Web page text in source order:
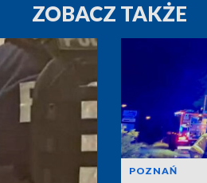
ZOBACZ TAKŻE
POZNAŃ